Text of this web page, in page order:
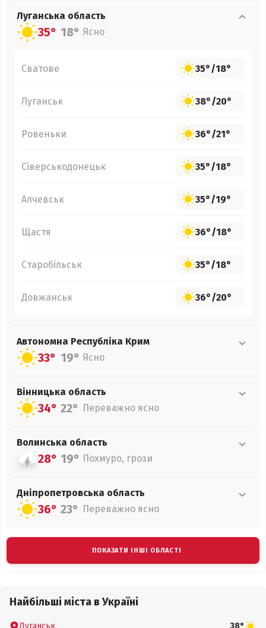
Луганська область
35° 18° Ясно
Сватове 35°/18°
Луганськ 38°/20°
Ровеньки 36°/21°
Сіверськодонецьк 35°/18°
Алчевськ 35°/19°
Щастя 36°/18°
Старобільськ 35°/18°
Довжанськ 36°/20°
Автономна Республіка Крим
33° 19° Ясно
Вінницька область
34° 22° Переважно ясно
Волинська область
28° 19° Похмуро, грози
Дніпропетровська область
36° 23° Переважно ясно
ПОКАЗАТИ ІНШІ ОБЛАСТІ
Найбільші міста в Україні
Луганськ 38°